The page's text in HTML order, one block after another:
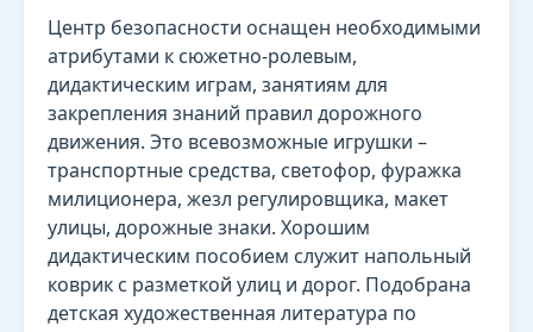
Центр безопасности оснащен необходимыми
атрибутами к сюжетно-ролевым,
дидактическим играм, занятиям для
закрепления знаний правил дорожного
движения. Это всевозможные игрушки –
транспортные средства, светофор, фуражка
милиционера, жезл регулировщика, макет
улицы, дорожные знаки. Хорошим
дидактическим пособием служит напольный
коврик с разметкой улиц и дорог. Подобрана
детская художественная литература по